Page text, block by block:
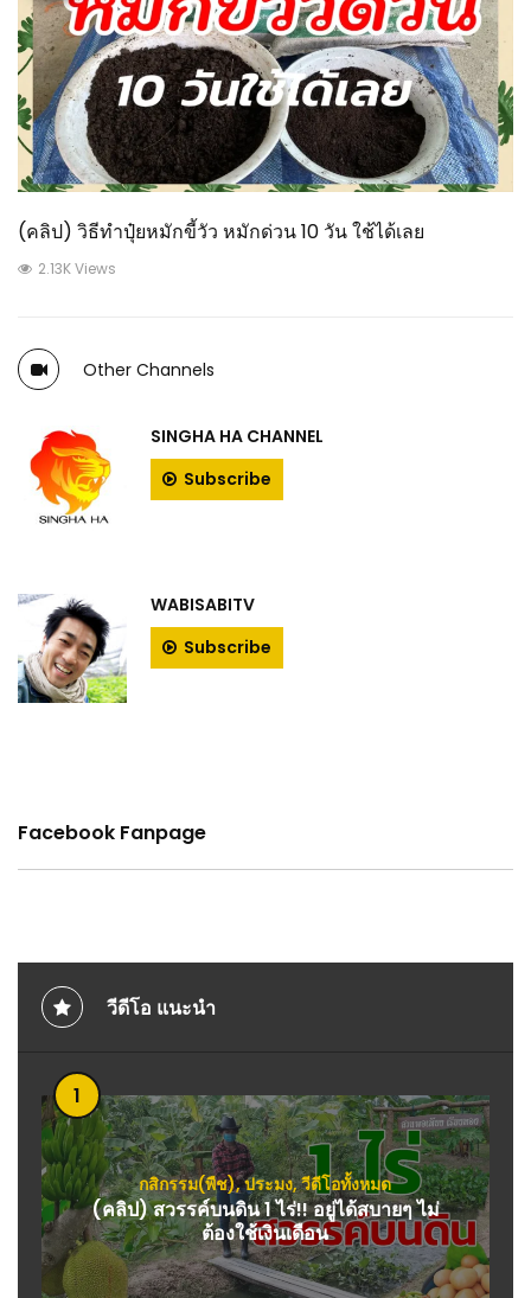
(คลิป) วิธีทำปุ๋ยหมักขี้วัว หมักด่วน 10 วัน ใช้ได้เลย
2.13K Views
Other Channels
SINGHA HA CHANNEL
Subscribe
WABISABITV
Subscribe
Facebook Fanpage
วีดีโอ แนะนำ
1
กสิกรรม(พืช),ประมง,วีดีโอทั้งหมด
(คลิป) สวรรค์บนดิน 1 ไร่!! อยู่ได้สบายๆ ไม่
ต้องใช้เงินเดือน